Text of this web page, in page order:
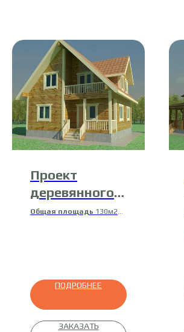
Проект
деревянного
дома 15-Д-14
Общая площадь 130м2
ПОДРОБНЕЕ
ЗАКАЗАТЬ